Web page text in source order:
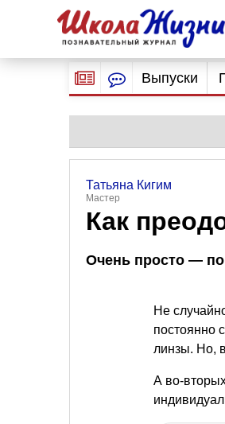
Выпуски
Татьяна Кигим
Мастер
Как
Очень просто —
Не
постоянно
линзы. Но,
А во-